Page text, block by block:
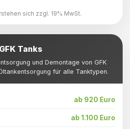
sich zzgl. 19% MwSt.
GFK Tanks
und Demontage von GFK
für alle Tanktypen.
ab 920 Euro
ab 1.100 Euro